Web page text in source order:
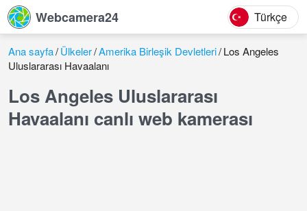
Webcamera24 Türkçe
Ana sayfa Ülkeler Amerika Birleşik Devletleri Los Angeles
Uluslararası Havaalanı
Los Angeles Uluslararası
Havaalanı canlı web kamerası